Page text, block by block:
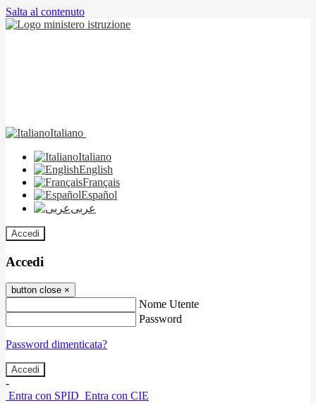
Salta al contenuto
Italiano
Italiano
English
Français
Español
عربى
Accedi
Accedi
button close ×
Nome Utente
Password
Password dimenticata?
-
Entra con SPID Entra con CIE